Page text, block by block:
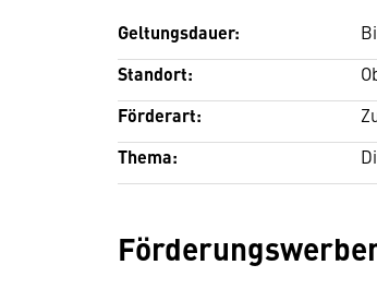
Geltungsdauer:
Standort:
Förderart:
Thema: